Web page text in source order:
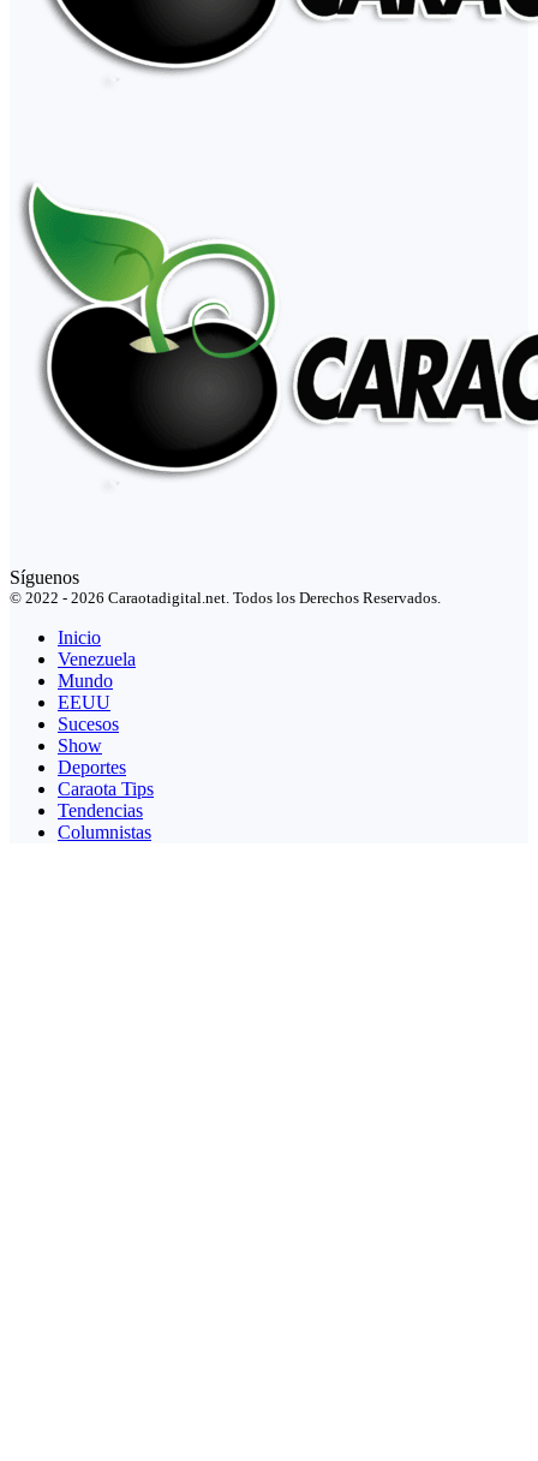
Síguenos
© 2022 - 2026 Caraotadigital.net. Todos los Derechos Reservados.
Inicio
Venezuela
Mundo
EEUU
Sucesos
Show
Deportes
Caraota Tips
Tendencias
Columnistas